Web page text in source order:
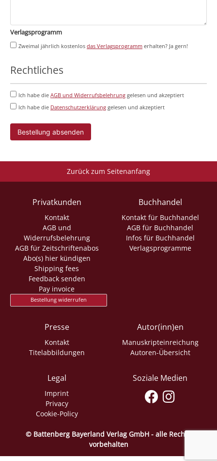
Verlagsprogramm
Zweimal jährlich kostenlos das Verlagsprogramm erhalten? Ja gern!
Rechtliches
Ich habe die AGB und Widerrufsbelehrung gelesen und akzeptiert
Ich habe die Datenschutzerklärung gelesen und akzeptiert
Bestellung absenden
Zurück zum Seitenanfang
Privatkunden
Kontakt
AGB und
Widerrufsbelehrung
AGB für Zeitschriftenabos
Abo(s) hier kündigen
Shipping fees
Feedback senden
Pay invoice
Bestellung widerrufen
Buchhandel
Kontakt für Buchhandel
AGB für Buchhandel
Infos für Buchhandel
Verlagsprogramme
Presse
Kontakt
Titelabbildungen
Autor(inn)en
Manuskripteinreichung
Autoren-Übersicht
Legal
Imprint
Privacy
Cookie-Policy
Soziale Medien
© Battenberg Bayerland Verlag GmbH - alle Rechte
vorbehalten